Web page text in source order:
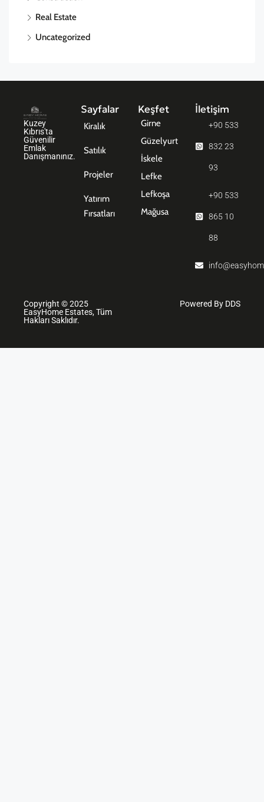
Real Estate
Uncategorized
Kuzey
Kıbrıs'ta
Güvenilir
Emlak
Danışmanınız.
Sayfalar
Kiralık
Satılık
Projeler
Yatırım
Fırsatları
Keşfet
Girne
Güzelyurt
İskele
Lefke
Lefkoşa
Mağusa
İletişim
+90 533
832 23
93
+90 533
865 10
88
Copyright © 2025
EasyHome Estates, Tüm
Hakları Saklıdır.
Powered By DDS